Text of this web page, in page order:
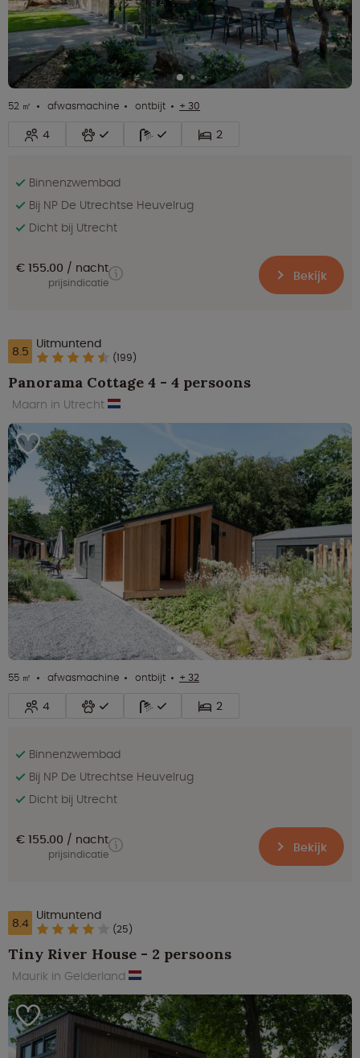
52 ㎡ afwasmachine ontbijt + 30
4 2
Binnenzwembad
Bij NP De Utrechtse Heuvelrug
Dicht bij Utrecht
€ 155.00 nacht
prijsindicatie Bekijk
8.5 Uitmuntend
(199)
Panorama Cottage 4 - 4 persoons
Maarn in Utrecht
55 ㎡ afwasmachine ontbijt + 32
4 2
Binnenzwembad
Bij NP De Utrechtse Heuvelrug
Dicht bij Utrecht
€ 155.00 nacht
prijsindicatie Bekijk
8.4 Uitmuntend
(25)
Tiny River House - 2 persoons
Maurik in Gelderland